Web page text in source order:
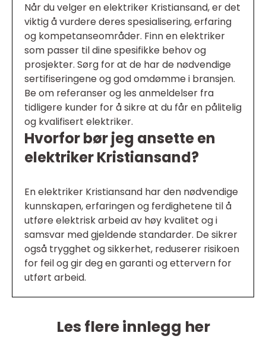
Når du velger en elektriker Kristiansand, er det
viktig å vurdere deres spesialisering, erfaring
og kompetanseområder. Finn en elektriker
som passer til dine spesifikke behov og
prosjekter. Sørg for at de har de nødvendige
sertifiseringene og god omdømme i bransjen.
Be om referanser og les anmeldelser fra
tidligere kunder for å sikre at du får en pålitelig
og kvalifisert elektriker.
Hvorfor bør jeg ansette en
elektriker Kristiansand?
En elektriker Kristiansand har den nødvendige
kunnskapen, erfaringen og ferdighetene til å
utføre elektrisk arbeid av høy kvalitet og i
samsvar med gjeldende standarder. De sikrer
også trygghet og sikkerhet, reduserer risikoen
for feil og gir deg en garanti og ettervern for
utført arbeid.
Les flere innlegg her